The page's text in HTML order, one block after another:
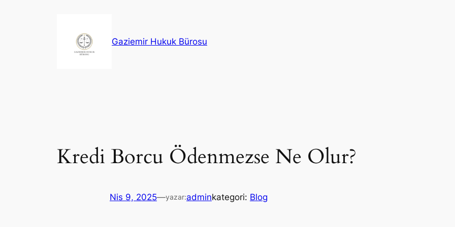
Gaziemir Hukuk Bürosu
Kredi Borcu Ödenmezse Ne Olur?
Nis 9, 2025—yazar:adminkategori: Blog